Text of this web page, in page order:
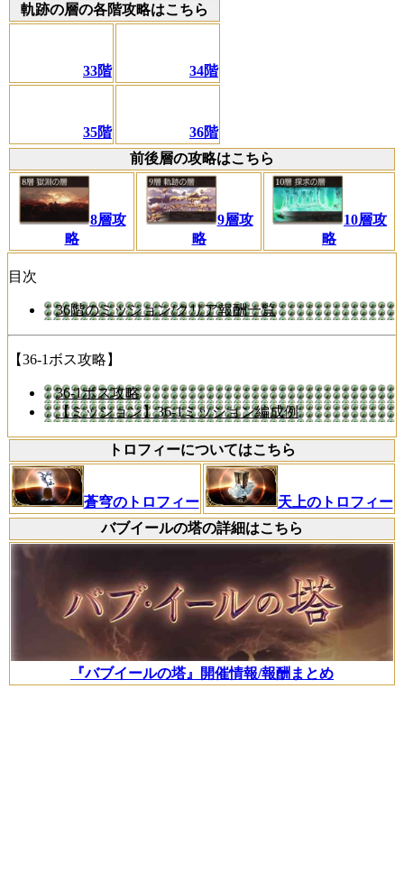
軌跡の層の各階攻略はこちら
33階 34階
35階
36階
前後層の攻略はこちら
8層攻
略
9層攻
略
10層攻
略
目次
36階のミッション/クリア報酬一覧
【36-1ボス攻略】
36-1ボス攻略
【ミッション】36-1ミッション編成例
トロフィーについてはこちら
蒼穹のトロフィー
天上のトロフィー
バブイールの塔の詳細はこちら
『バブイールの塔』開催情報/報酬まとめ